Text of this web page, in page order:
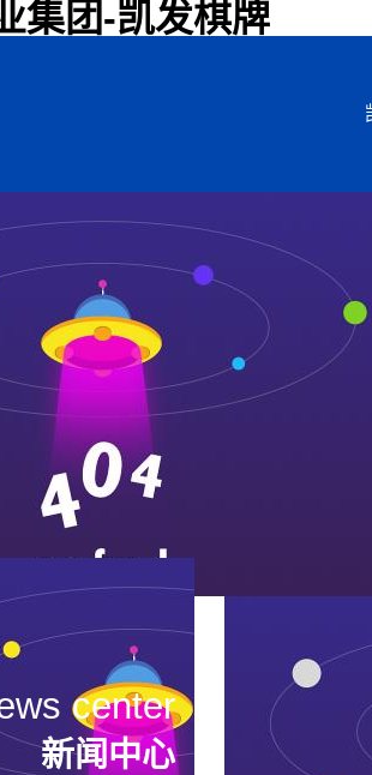
集团-凯发棋牌
center
新闻中心